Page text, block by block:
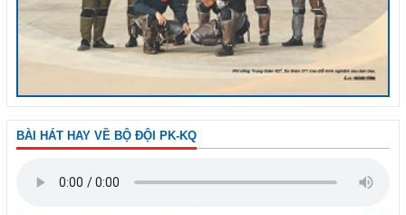
BÀI HÁT HAY VỀ BỘ ĐỘI PK-KQ